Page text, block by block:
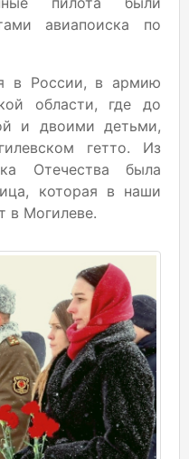
авиапоиска по
в России, в армию
области, где до
и двоими детьми,
гетто. Из
Отечества была
которая в наши
в Могилеве.